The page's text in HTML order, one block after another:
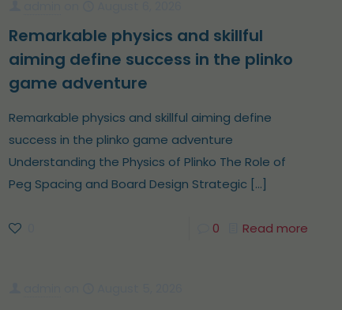
Remarkable physics and skillful
aiming define success in the plinko
game adventure
Remarkable physics and skillful aiming define
success in the plinko game adventure
Understanding the Physics of Plinko The Role of
Peg Spacing and Board Design Strategic […]
0 Read more